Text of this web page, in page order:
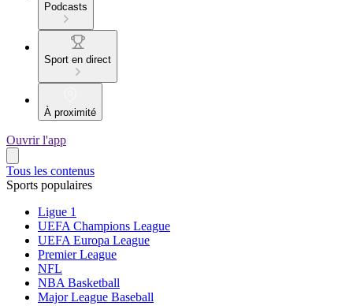
Podcasts
Sport en direct
À proximité
Ouvrir l'app
Tous les contenus
Sports populaires
Ligue 1
UEFA Champions League
UEFA Europa League
Premier League
NFL
NBA Basketball
Major League Baseball